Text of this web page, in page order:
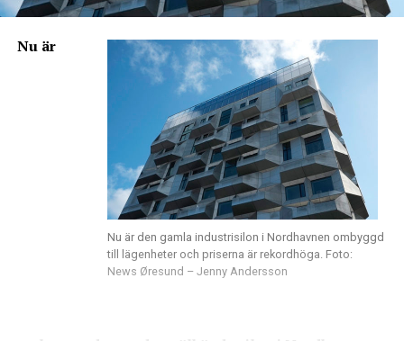
Nu är den gamla industrisilon i Nordhavnen ombyggd
till lägenheter och priserna är rekordhöga. Foto:
News Øresund – Jenny Andersson
Nu är